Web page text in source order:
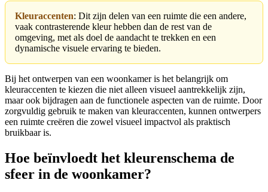
Kleuraccenten: Dit zijn delen van een ruimte die een andere,
vaak contrasterende kleur hebben dan de rest van de
omgeving, met als doel de aandacht te trekken en een
dynamische visuele ervaring te bieden.
Bij het ontwerpen van een woonkamer is het belangrijk om
kleuraccenten te kiezen die niet alleen visueel aantrekkelijk zijn,
maar ook bijdragen aan de functionele aspecten van de ruimte. Door
zorgvuldig gebruik te maken van kleuraccenten, kunnen ontwerpers
een ruimte creëren die zowel visueel impactvol als praktisch
bruikbaar is.
Hoe beïnvloedt het kleurenschema de
sfeer in de woonkamer?